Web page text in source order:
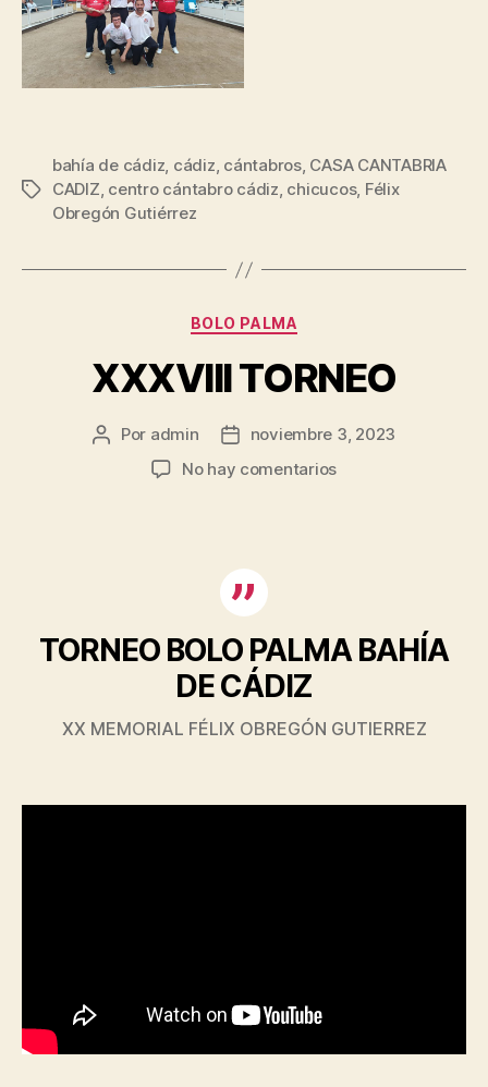
Etiquetas
bahía de cádiz, cádiz, cántabros, CASA CANTABRIA
CADIZ, centro cántabro cádiz, chicucos, Félix
Obregón Gutiérrez
Categorías
BOLO PALMA
XXXVIII TORNEO
Autor
Por admin
Fecha
la
noviembre 3, 2023
No hay comentariosen
TORNEO BOLO PALMA BAHÍA
DE CÁDIZ
XX MEMORIAL FÉLIX OBREGÓN GUTIERREZ